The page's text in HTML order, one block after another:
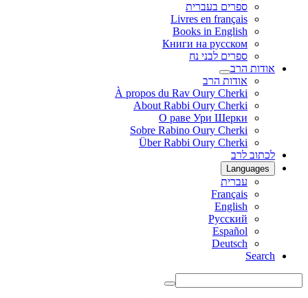
ספרים בעברית
Livres en français
Books in English
Книги на русском
ספרים לבני נח
אודות הרב
אודות הרב
À propos du Rav Oury Cherki
About Rabbi Oury Cherki
О раве Ури Шерки
Sobre Rabino Oury Cherki
Über Rabbi Oury Cherki
לכתוב לרב
Languages
עברית
Français
English
Русский
Español
Deutsch
Search